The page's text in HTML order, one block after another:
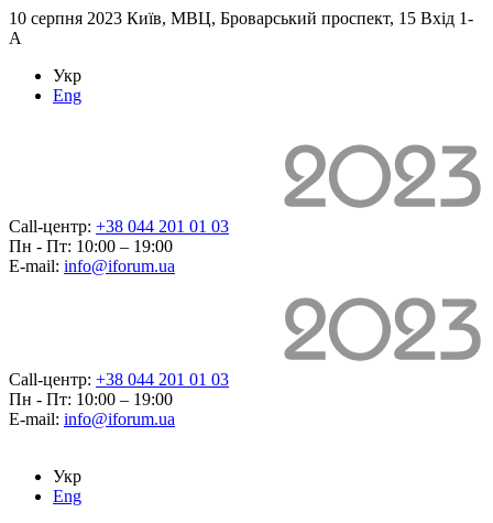
10 серпня 2023 Київ, МВЦ, Броварський проспект, 15 Вхід 1-
А
Укр
Eng
Call-центр: +38 044 201 01 03
Пн - Пт: 10:00 – 19:00
E-mail: info@iforum.ua
Call-центр: +38 044 201 01 03
Пн - Пт: 10:00 – 19:00
E-mail: info@iforum.ua
Укр
Eng